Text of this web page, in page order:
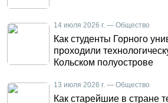
14 июля 2026 г. — Общество
Как студенты Горного
проходили
Кольском полуострове
13 июля 2026 г. — Общество
Как старейшие в стране